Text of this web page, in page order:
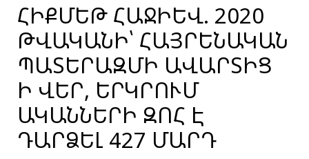
ՀԻՔՄԵԹ ՀԱՋԻԵՎ. 2020
ԹՎԱԿԱՆԻ՝ ՀԱՅՐԵՆԱԿԱՆ
ՊԱՏԵՐԱԶՄԻ ԱՎԱՐՏԻՑ
Ի ՎԵՐ, ԵՐԿՐՈՒՄ
ԱԿԱՆՆԵՐԻ ԶՈՀ Է
ԴԱՐՁԵԼ 427 ՄԱՐԴ